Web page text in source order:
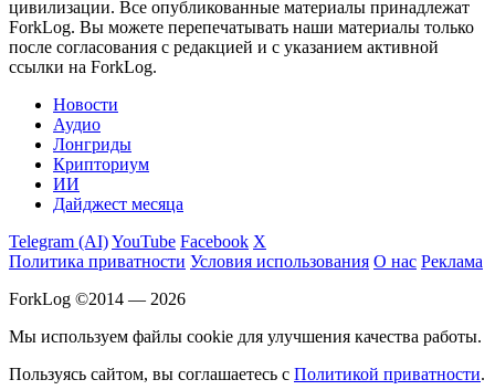
цивилизации. Все опубликованные материалы принадлежат
ForkLog. Вы можете перепечатывать наши материалы только
после согласования с редакцией и с указанием активной
ссылки на ForkLog.
Новости
Аудио
Лонгриды
Крипториум
ИИ
Дайджест месяца
Telegram (AI)YouTube Facebook X
Политика приватности Условия использования О нас Реклама
ForkLog ©2014 — 2026
Мы используем файлы cookie для улучшения качества работы.
Пользуясь сайтом, вы соглашаетесь с Политикой приватности.